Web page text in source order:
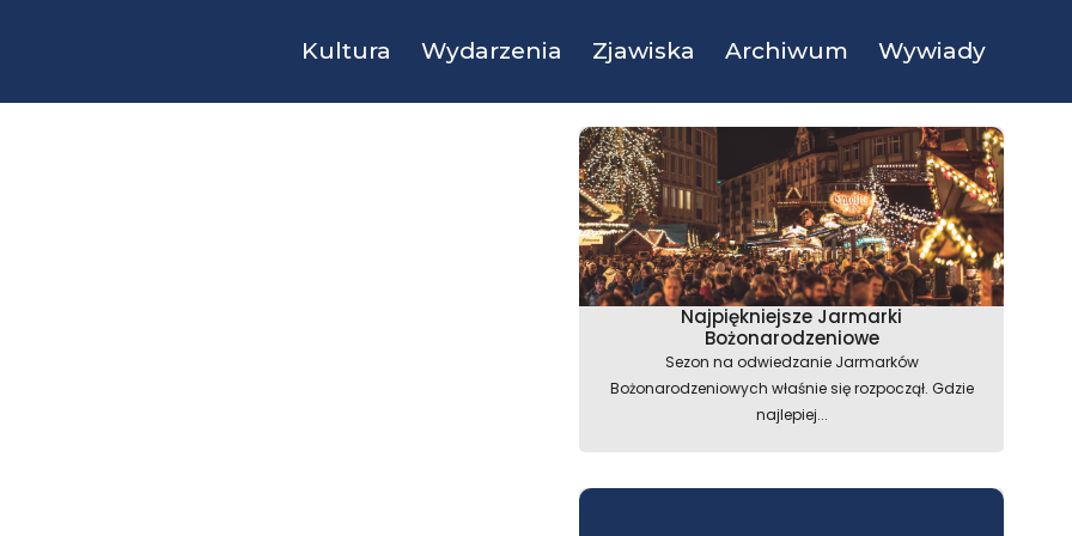
Kultura Wydarzenia Zjawiska Archiwum Wywiady
Najpiękniejsze Jarmarki
Bożonarodzeniowe
Sezon na odwiedzanie Jarmarków
Bożonarodzeniowych właśnie się rozpoczął. Gdzie
najlepiej...